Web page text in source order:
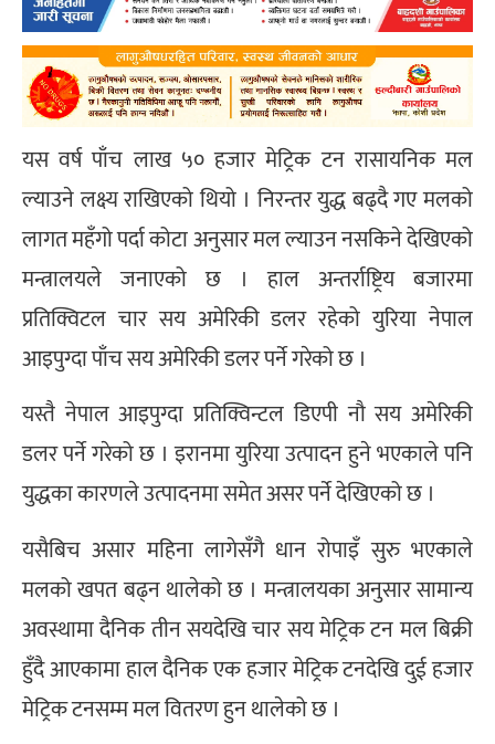
यस वर्ष पाँच लाख ५० हजार मेट्रिक टन रासायनिक मल
ल्याउने लक्ष्य राखिएको थियो । निरन्तर युद्ध बढ्दै गए मलको
लागत महँगो पर्दा कोटा अनुसार मल ल्याउन नसकिने देखिएको
मन्त्रालयले जनाएको छ । हाल अन्तर्राष्ट्रिय बजारमा
प्रतिक्विटल चार सय अमेरिकी डलर रहेको युरिया नेपाल
आइपुग्दा पाँच सय अमेरिकी डलर पर्ने गरेको छ ।
यस्तै नेपाल आइपुग्दा प्रतिक्विन्टल डिएपी नौ सय अमेरिकी
डलर पर्ने गरेको छ । इरानमा युरिया उत्पादन हुने भएकाले पनि
युद्धका कारणले उत्पादनमा समेत असर पर्ने देखिएको छ ।
यसैबिच असार महिना लागेसँगै धान रोपाइँ सुरु भएकाले
मलको खपत बढ्न थालेको छ । मन्त्रालयका अनुसार सामान्य
अवस्थामा दैनिक तीन सयदेखि चार सय मेट्रिक टन मल बिक्री
हुँदै आएकामा हाल दैनिक एक हजार मेट्रिक टनदेखि दुई हजार
मेट्रिक टनसम्म मल वितरण हुन थालेको छ ।